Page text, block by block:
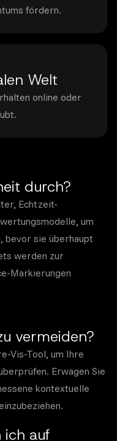
fördern.
Welt
online oder
durch?
Echtzeit-
um
bevor sie überhaupt
werden zur
Markierungen
vermeiden?
Vis-Tool, um Ihre
Erwägen Sie
kontextuelle
ich auf